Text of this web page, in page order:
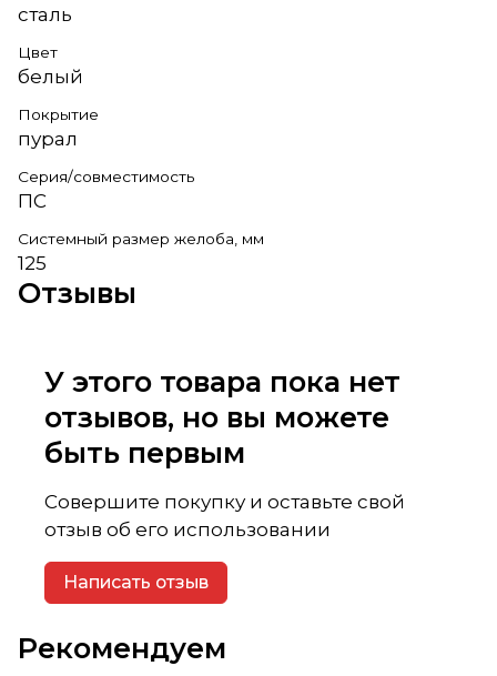
сталь
Цвет
белый
Покрытие
пурал
Серия/совместимость
ПС
Системный размер желоба, мм
125
Отзывы
У этого товара пока нет
отзывов, но вы можете
быть первым
Совершите покупку и оставьте свой
отзыв об его использовании
Написать отзыв
Рекомендуем